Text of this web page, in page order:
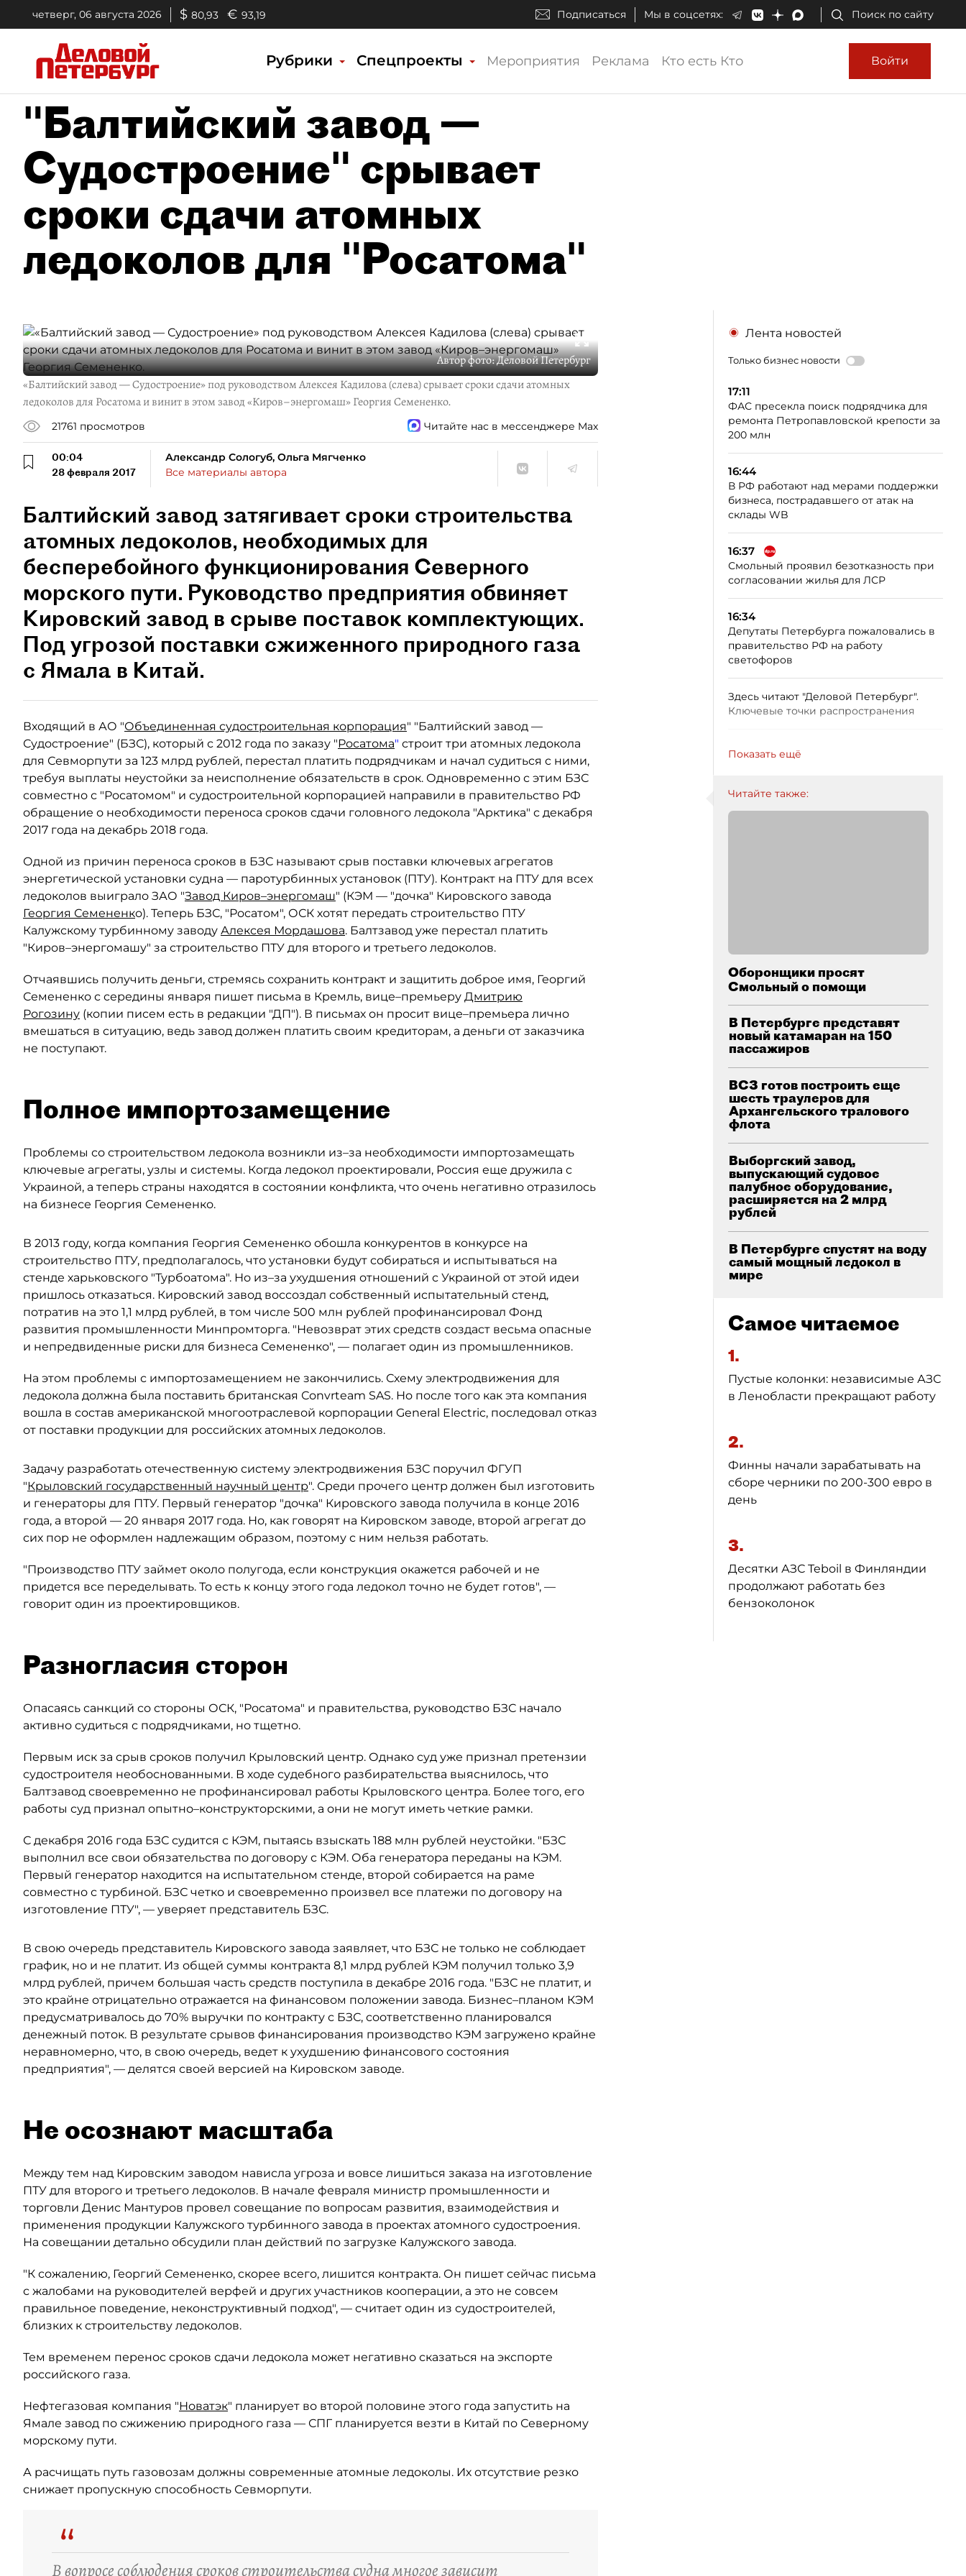
четверг, 06 августа 2026 $ 80,93 € 93,19 Подписаться Мы в соцсетях: Поиск по сайту
Рубрики Спецпроекты Мероприятия Реклама Кто есть Кто Войти
"Балтийский завод —
Судостроение" срывает
сроки сдачи атомных
ледоколов для "Росатома"
Автор фото:Деловой Петербург
«Балтийский завод — Судостроение» под руководством Алексея Кадилова (слева) срывает сроки сдачи атомных
ледоколов для Росатома и винит в этом завод «Киров–энергомаш» Георгия Семененко.
21761 просмотров Читайте нас в мессенджере Max
00:04
28 февраля 2017
Александр Сологуб, Ольга Мягченко
Все материалы автора
Балтийский завод затягивает сроки строительства
атомных ледоколов, необходимых для
бесперебойного функционирования Северного
морского пути. Руководство предприятия обвиняет
Кировский завод в срыве поставок комплектующих.
Под угрозой поставки сжиженного природного газа
с Ямала в Китай.
Входящий в АО "Объединенная судостроительная корпорация" "Балтийский завод —
Судостроение" (БЗС), который с 2012 года по заказу "Росатома" строит три атомных ледокола
для Севморпути за 123 млрд рублей, перестал платить подрядчикам и начал судиться с ними,
требуя выплаты неустойки за неисполнение обязательств в срок. Одновременно с этим БЗС
совместно с "Росатомом" и судостроительной корпорацией направили в правительство РФ
обращение о необходимости переноса сроков сдачи головного ледокола "Арктика" с декабря
2017 года на декабрь 2018 года.
Одной из причин переноса сроков в БЗС называют срыв поставки ключевых агрегатов
энергетической установки судна — паротурбинных установок (ПТУ). Контракт на ПТУ для всех
ледоколов выиграло ЗАО "Завод Киров–энергомаш" (КЭМ — "дочка" Кировского завода
Георгия Семененко). Теперь БЗС, "Росатом", ОСК хотят передать строительство ПТУ
Калужскому турбинному заводу Алексея Мордашова. Балтзавод уже перестал платить
"Киров–энергомашу" за строительство ПТУ для второго и третьего ледоколов.
Отчаявшись получить деньги, стремясь сохранить контракт и защитить доброе имя, Георгий
Семененко с середины января пишет письма в Кремль, вице–премьеру Дмитрию
Рогозину (копии писем есть в редакции "ДП"). В письмах он просит вице–премьера лично
вмешаться в ситуацию, ведь завод должен платить своим кредиторам, а деньги от заказчика
не поступают.
Полное импортозамещение
Проблемы со строительством ледокола возникли из–за необходимости импортозамещать
ключевые агрегаты, узлы и системы. Когда ледокол проектировали, Россия еще дружила с
Украиной, а теперь страны находятся в состоянии конфликта, что очень негативно отразилось
на бизнесе Георгия Семененко.
В 2013 году, когда компания Георгия Семененко обошла конкурентов в конкурсе на
строительство ПТУ, предполагалось, что установки будут собираться и испытываться на
стенде харьковского "Турбоатома". Но из–за ухудшения отношений с Украиной от этой идеи
пришлось отказаться. Кировский завод воссоздал собственный испытательный стенд,
потратив на это 1,1 млрд рублей, в том числе 500 млн рублей профинансировал Фонд
развития промышленности Минпромторга. "Невозврат этих средств создаст весьма опасные
и непредвиденные риски для бизнеса Семененко", — полагает один из промышленников.
На этом проблемы с импортозамещением не закончились. Схему электродвижения для
ледокола должна была поставить британская Соnvrteam SAS. Но после того как эта компания
вошла в состав американской многоотраслевой корпорации General Electric, последовал отказ
от поставки продукции для российских атомных ледоколов.
Задачу разработать отечественную систему электродвижения БЗС поручил ФГУП
"Крыловский государственный научный центр". Среди прочего центр должен был изготовить
и генераторы для ПТУ. Первый генератор "дочка" Кировского завода получила в конце 2016
года, а второй — 20 января 2017 года. Но, как говорят на Кировском заводе, второй агрегат до
сих пор не оформлен надлежащим образом, поэтому с ним нельзя работать.
"Производство ПТУ займет около полугода, если конструкция окажется рабочей и не
придется все переделывать. То есть к концу этого года ледокол точно не будет готов", —
говорит один из проектировщиков.
Разногласия сторон
Опасаясь санкций со стороны ОСК, "Росатома" и правительства, руководство БЗС начало
активно судиться с подрядчиками, но тщетно.
Первым иск за срыв сроков получил Крыловский центр. Однако суд уже признал претензии
судостроителя необоснованными. В ходе судебного разбирательства выяснилось, что
Балтзавод своевременно не профинансировал работы Крыловского центра. Более того, его
работы суд признал опытно–конструкторскими, а они не могут иметь четкие рамки.
С декабря 2016 года БЗС судится с КЭМ, пытаясь взыскать 188 млн рублей неустойки. "БЗС
выполнил все свои обязательства по договору с КЭМ. Оба генератора переданы на КЭМ.
Первый генератор находится на испытательном стенде, второй собирается на раме
совместно с турбиной. БЗС четко и своевременно произвел все платежи по договору на
изготовление ПТУ", — уверяет представитель БЗС.
В свою очередь представитель Кировского завода заявляет, что БЗС не только не соблюдает
график, но и не платит. Из общей суммы контракта 8,1 млрд рублей КЭМ получил только 3,9
млрд рублей, причем большая часть средств поступила в декабре 2016 года. "БЗС не платит, и
это крайне отрицательно отражается на финансовом положении завода. Бизнес–планом КЭМ
предусматривалось до 70% выручки по контракту с БЗС, соответственно планировался
денежный поток. В результате срывов финансирования производство КЭМ загружено крайне
неравномерно, что, в свою очередь, ведет к ухудшению финансового состояния
предприятия", — делятся своей версией на Кировском заводе.
Не осознают масштаба
Между тем над Кировским заводом нависла угроза и вовсе лишиться заказа на изготовление
ПТУ для второго и третьего ледоколов. В начале февраля министр промышленности и
торговли Денис Мантуров провел совещание по вопросам развития, взаимодействия и
применения продукции Калужского турбинного завода в проектах атомного судостроения.
На совещании детально обсудили план действий по загрузке Калужского завода.
"К сожалению, Георгий Семененко, скорее всего, лишится контракта. Он пишет сейчас письма
с жалобами на руководителей верфей и других участников кооперации, а это не совсем
правильное поведение, неконструктивный подход", — считает один из судостроителей,
близких к строительству ледоколов.
Тем временем перенос сроков сдачи ледокола может негативно сказаться на экспорте
российского газа.
Нефтегазовая компания "Новатэк" планирует во второй половине этого года запустить на
Ямале завод по сжижению природного газа — СПГ планируется везти в Китай по Северному
морскому пути.
А расчищать путь газовозам должны современные атомные ледоколы. Их отсутствие резко
снижает пропускную способность Севморпути.
“
В вопросе соблюдения сроков строительства судна многое зависит
Лента новостей
Только бизнес новости
17:11
ФАС пресекла поиск подрядчика для
ремонта Петропавловской крепости за
200 млн
16:44
В РФ работают над мерами поддержки
бизнеса, пострадавшего от атак на
склады WB
16:37
Смольный проявил безотказность при
согласовании жилья для ЛСР
16:34
Депутаты Петербурга пожаловались в
правительство РФ на работу
светофоров
Здесь читают "Деловой Петербург".
Ключевые точки распространения
Показать ещё
Читайте также:
Оборонщики просят
Смольный о помощи
В Петербурге представят
новый катамаран на 150
пассажиров
ВСЗ готов построить еще
шесть траулеров для
Архангельского тралового
флота
Выборгский завод,
выпускающий судовое
палубное оборудование,
расширяется на 2 млрд
рублей
В Петербурге спустят на воду
самый мощный ледокол в
мире
Самое читаемое
1.
Пустые колонки: независимые АЗС
в Ленобласти прекращают работу
2.
Финны начали зарабатывать на
сборе черники по 200-300 евро в
день
3.
Десятки АЗС Teboil в Финляндии
продолжают работать без
бензоколонок